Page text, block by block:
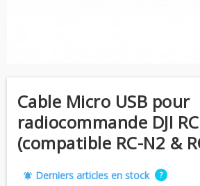
Cable Micro USB pour
radiocommande DJI
(compatible RC-N2 &
notifications_active Derniers articles en stock ?